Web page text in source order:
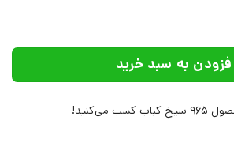
نشر چشمه عدد
به سبد خرید
965 سیخ کباب کسب می‌کنید!